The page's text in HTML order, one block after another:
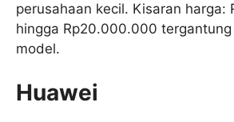
perusahaan kecil. Kisaran harga:
hingga Rp20.000.000
model.
Huawei